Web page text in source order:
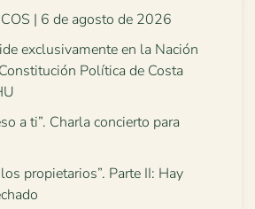
| 6 de agosto de 2026
exclusivamente en la Nación
Política de Costa
a ti”. Charla concierto para
propietarios”. Parte II: Hay